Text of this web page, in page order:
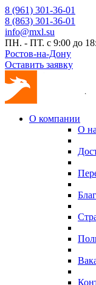
8 (961) 301-36-01
8 (863) 301-36-01
info@mxl.su
ПН. - ПТ. с 9:00 до
Ростов-на-Дону
Оставить заявку
О компании
О